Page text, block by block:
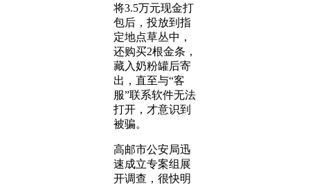
将3.5万元现金打
包后，投放到指
定地点草丛中，
还购买2根金条，
藏入奶粉罐后寄
出，直至与“客
服”联系软件无法
打开，才意识到
被骗。
高邮市公安局迅
速成立专案组展
开调查，很快明